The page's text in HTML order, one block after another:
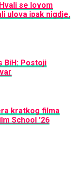
se lovom
ulova ipak nigdje,
BiH: Postoji
kratkog filma
School ’26